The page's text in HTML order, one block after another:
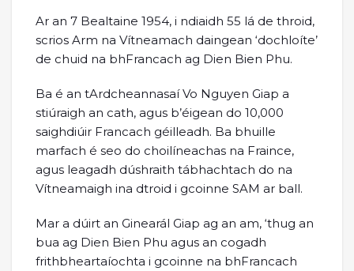
Ar an 7 Bealtaine 1954, i ndiaidh 55 lá de throid,
scrios Arm na Vítneamach daingean ‘dochloíte’
de chuid na bhFrancach ag Dien Bien Phu.
Ba é an tArdcheannasaí Vo Nguyen Giap a
stiúraigh an cath, agus b’éigean do 10,000
saighdiúir Francach géilleadh. Ba bhuille
marfach é seo do choilíneachas na Fraince,
agus leagadh dúshraith tábhachtach do na
Vítneamaigh ina dtroid i gcoinne SAM ar ball.
Mar a dúirt an Ginearál Giap ag an am, ‘thug an
bua ag Dien Bien Phu agus an cogadh
frithbheartaíochta i gcoinne na bhFrancach